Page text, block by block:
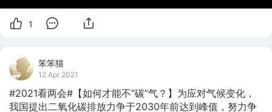
1
笨笨猫
12 Apr 2021
#2021看两会#【如何才能不“碳”气？】为应对气候变化，
我国提出二氧化碳排放力争于2030年前达到峰值，努力争